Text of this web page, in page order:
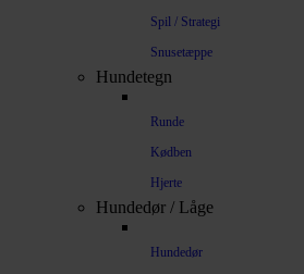
Spil / Strategi
Snusetæppe
Hundetegn
Runde
Kødben
Hjerte
Hundedør / Låge
Hundedør